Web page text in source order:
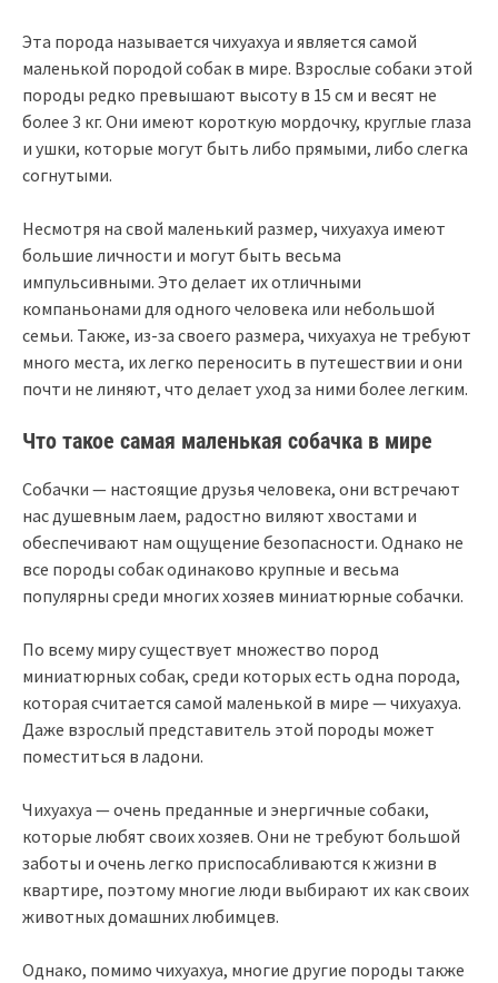
Эта порода называется чихуахуа и является самой
маленькой породой собак в мире. Взрослые собаки этой
породы редко превышают высоту в 15 см и весят не
более 3 кг. Они имеют короткую мордочку, круглые глаза
и ушки, которые могут быть либо прямыми, либо слегка
согнутыми.
Несмотря на свой маленький размер, чихуахуа имеют
большие личности и могут быть весьма
импульсивными. Это делает их отличными
компаньонами для одного человека или небольшой
семьи. Также, из-за своего размера, чихуахуа не требуют
много места, их легко переносить в путешествии и они
почти не линяют, что делает уход за ними более легким.
Что такое самая маленькая собачка в мире
Собачки — настоящие друзья человека, они встречают
нас душевным лаем, радостно виляют хвостами и
обеспечивают нам ощущение безопасности. Однако не
все породы собак одинаково крупные и весьма
популярны среди многих хозяев миниатюрные собачки.
По всему миру существует множество пород
миниатюрных собак, среди которых есть одна порода,
которая считается самой маленькой в мире — чихуахуа.
Даже взрослый представитель этой породы может
поместиться в ладони.
Чихуахуа — очень преданные и энергичные собаки,
которые любят своих хозяев. Они не требуют большой
заботы и очень легко приспосабливаются к жизни в
квартире, поэтому многие люди выбирают их как своих
животных домашних любимцев.
Однако, помимо чихуахуа, многие другие породы также